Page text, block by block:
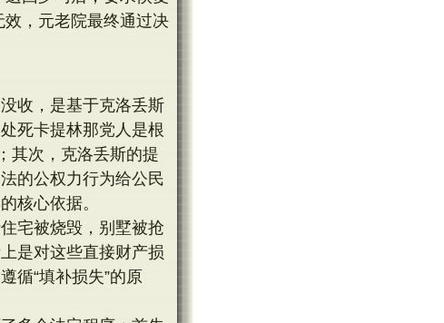
，元老院最终通过决
收，是基于克洛丢斯
死卡提林那党人是根
其次，克洛丢斯的提
的公权力行为给公民
核心依据。
宅被烧毁，别墅被抢
是对这些直接财产损
循“填补损失”的原